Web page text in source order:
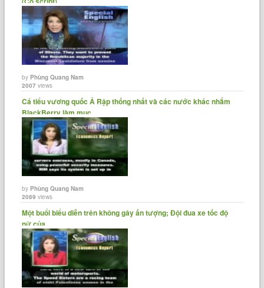
byPhùng Quang Nam
2007 views
Cá tiểu vương quốc Ả Rập thống nhất và các nước khác nhắm
BlackBerry làm mục......
byPhùng Quang Nam
2089 views
Một buổi biểu diễn trên không gây ấn tượng; Đội đua xe tốc độ
nữ của......